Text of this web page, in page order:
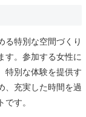
る特別な空間づくり
す。参加する女性に
特別な体験を提供す
、充実した時間を過
す。